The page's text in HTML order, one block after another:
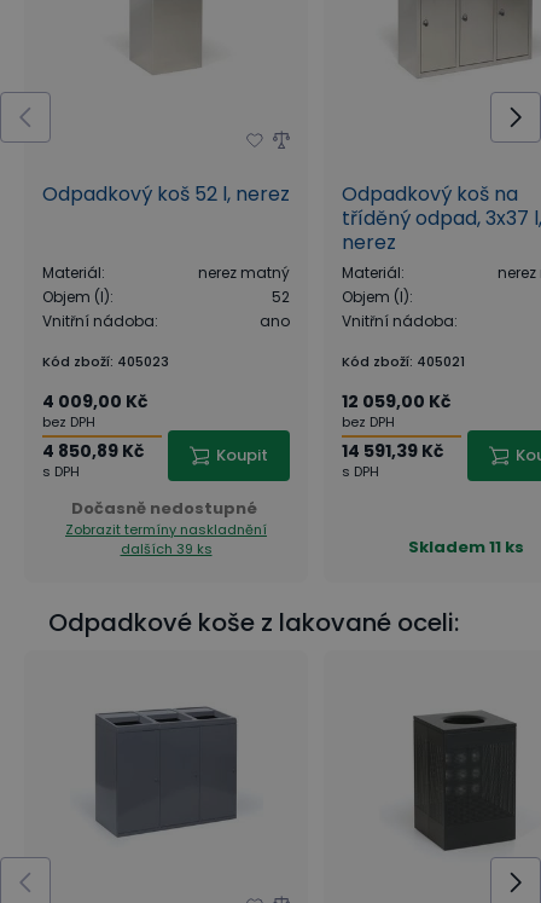
Odpadkový koš 52 l, nerez
Materiál:
nerez matný
Objem (l):
52
Vnitřní nádoba: ano
Kód zboží: 405023
4 009,00 Kč
bez DPH
4 850,89 Kč
s DPH
Koupit
Dočasně nedostupné
Zobrazit termíny naskladnění
dalších 39 ks
Odpadkový koš na
tříděný odpad, 3x37 l,
nerez
Materiál:
Objem (l):
Vnitřní nádoba:
Kód zboží: 405021
12 059,00 Kč
bez DPH
14 591,39 Kč
s DPH
Skladem11 ks
Odpadkové koše z lakované oceli: